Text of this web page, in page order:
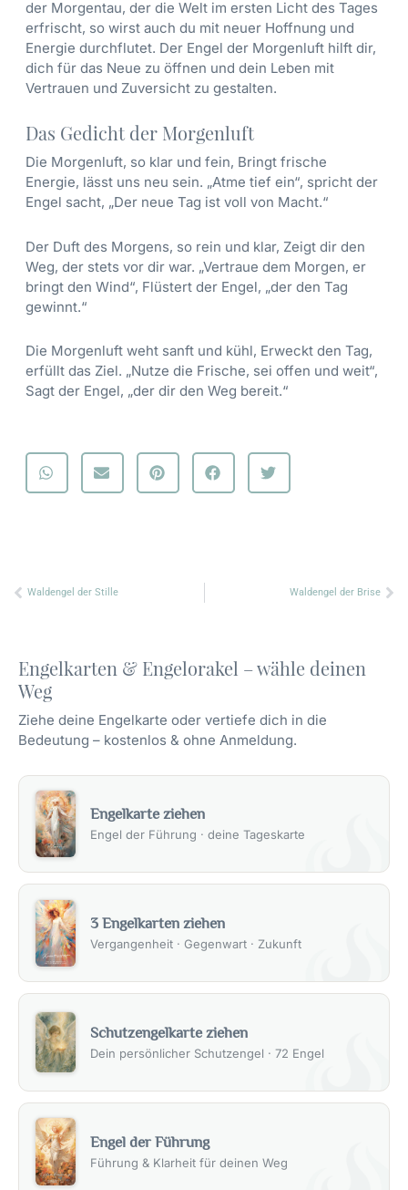
der Morgentau, der die Welt im ersten Licht des Tages
erfrischt, so wirst auch du mit neuer Hoffnung und
Energie durchflutet. Der Engel der Morgenluft hilft dir,
dich für das Neue zu öffnen und dein Leben mit
Vertrauen und Zuversicht zu gestalten.
Das Gedicht der Morgenluft
Die Morgenluft, so klar und fein, Bringt frische
Energie, lässt uns neu sein. „Atme tief ein“, spricht der
Engel sacht, „Der neue Tag ist voll von Macht.“
Der Duft des Morgens, so rein und klar, Zeigt dir den
Weg, der stets vor dir war. „Vertraue dem Morgen, er
bringt den Wind“, Flüstert der Engel, „der den Tag
gewinnt.“
Die Morgenluft weht sanft und kühl, Erweckt den Tag,
erfüllt das Ziel. „Nutze die Frische, sei offen und weit“,
Sagt der Engel, „der dir den Weg bereit.“
Zurück
Waldengel der Stille Waldengel der Brise
Engelkarten & Engelorakel – wähle deinen
Weg
Ziehe deine Engelkarte oder vertiefe dich in die
Bedeutung – kostenlos & ohne Anmeldung.
Engelkarte ziehen
Engel der Führung · deine Tageskarte
3 Engelkarten ziehen
Vergangenheit · Gegenwart · Zukunft
Schutzengelkarte ziehen
Dein persönlicher Schutzengel · 72 Engel
Engel der Führung
Führung & Klarheit für deinen Weg